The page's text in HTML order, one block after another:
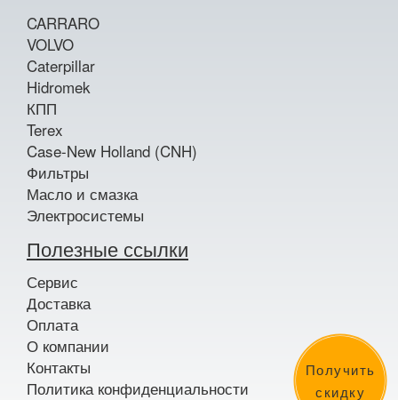
Получить
скидку
CARRARO
VOLVO
Caterpillar
Hidromek
КПП
Terex
Case-New Holland (CNH)
Фильтры
Масло и смазка
Электросистемы
Полезные ссылки
Сервис
Доставка
Оплата
О компании
Контакты
Политика конфиденциальности